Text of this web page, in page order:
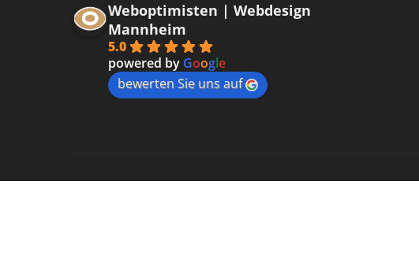
Weboptimisten | Webdesign
Mannheim
5.0
powered by Google
bewerten Sie uns auf